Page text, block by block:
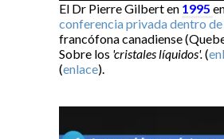
El Dr Pierre Gilbert en 1995
conferencia privada dentro de
francófona canadiense
Sobre los 'cristales líquidos'.(
(enlace).